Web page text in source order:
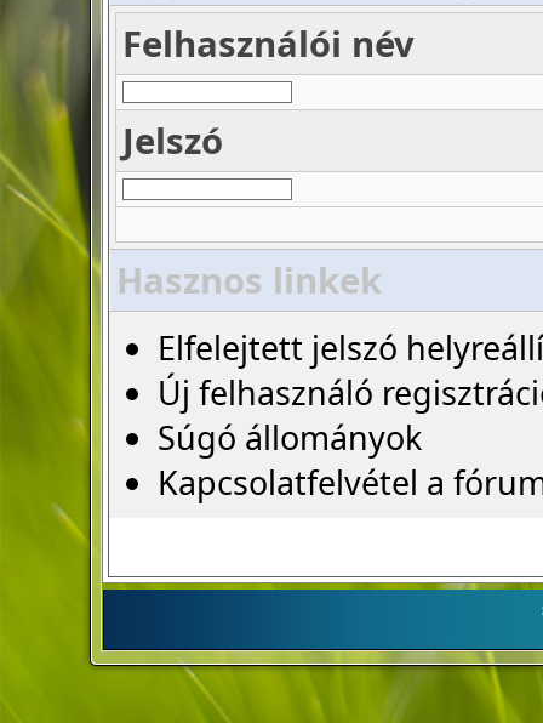
Felhasználói név
Jelszó
Hasznos linkek
Elfelejtett jelszó
Új felhasználó
Súgó állományok
Kapcsolatfelvétel a